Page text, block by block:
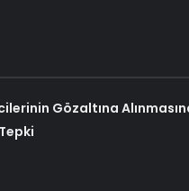
Gözaltına